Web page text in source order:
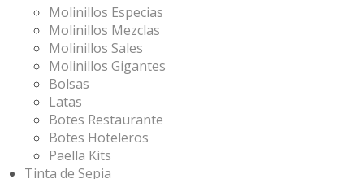
Molinillos Especias
Molinillos Mezclas
Molinillos Sales
Molinillos Gigantes
Bolsas
Latas
Botes Restaurante
Botes Hoteleros
Paella Kits
Tinta de Sepia